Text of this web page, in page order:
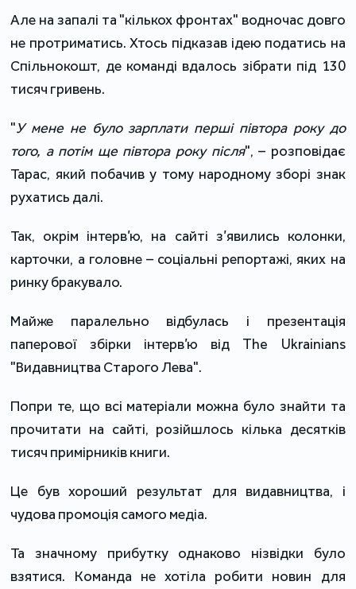
Але на запалі та "кількох фронтах" водночас довго
не протриматись. Хтось підказав ідею податись на
Спільнокошт, де команді вдалось зібрати під 130
тисяч гривень.
"У мене не було зарплати перші півтора року до
того, а потім ще півтора року після", – розповідає
Тарас, який побачив у тому народному зборі знак
рухатись далі.
Так, окрім інтерв’ю, на сайті з’явились колонки,
карточки, а головне – соціальні репортажі, яких на
ринку бракувало.
Майже паралельно відбулась і презентація
паперової збірки інтерв’ю від The Ukrainians
"Видавництва Старого Лева".
Попри те, що всі матеріали можна було знайти та
прочитати на сайті, розійшлось кілька десятків
тисяч примірників книги.
Це був хороший результат для видавництва, і
чудова промоція самого медіа.
Та значному прибутку однаково нізвідки було
взятися. Команда не хотіла робити новин для